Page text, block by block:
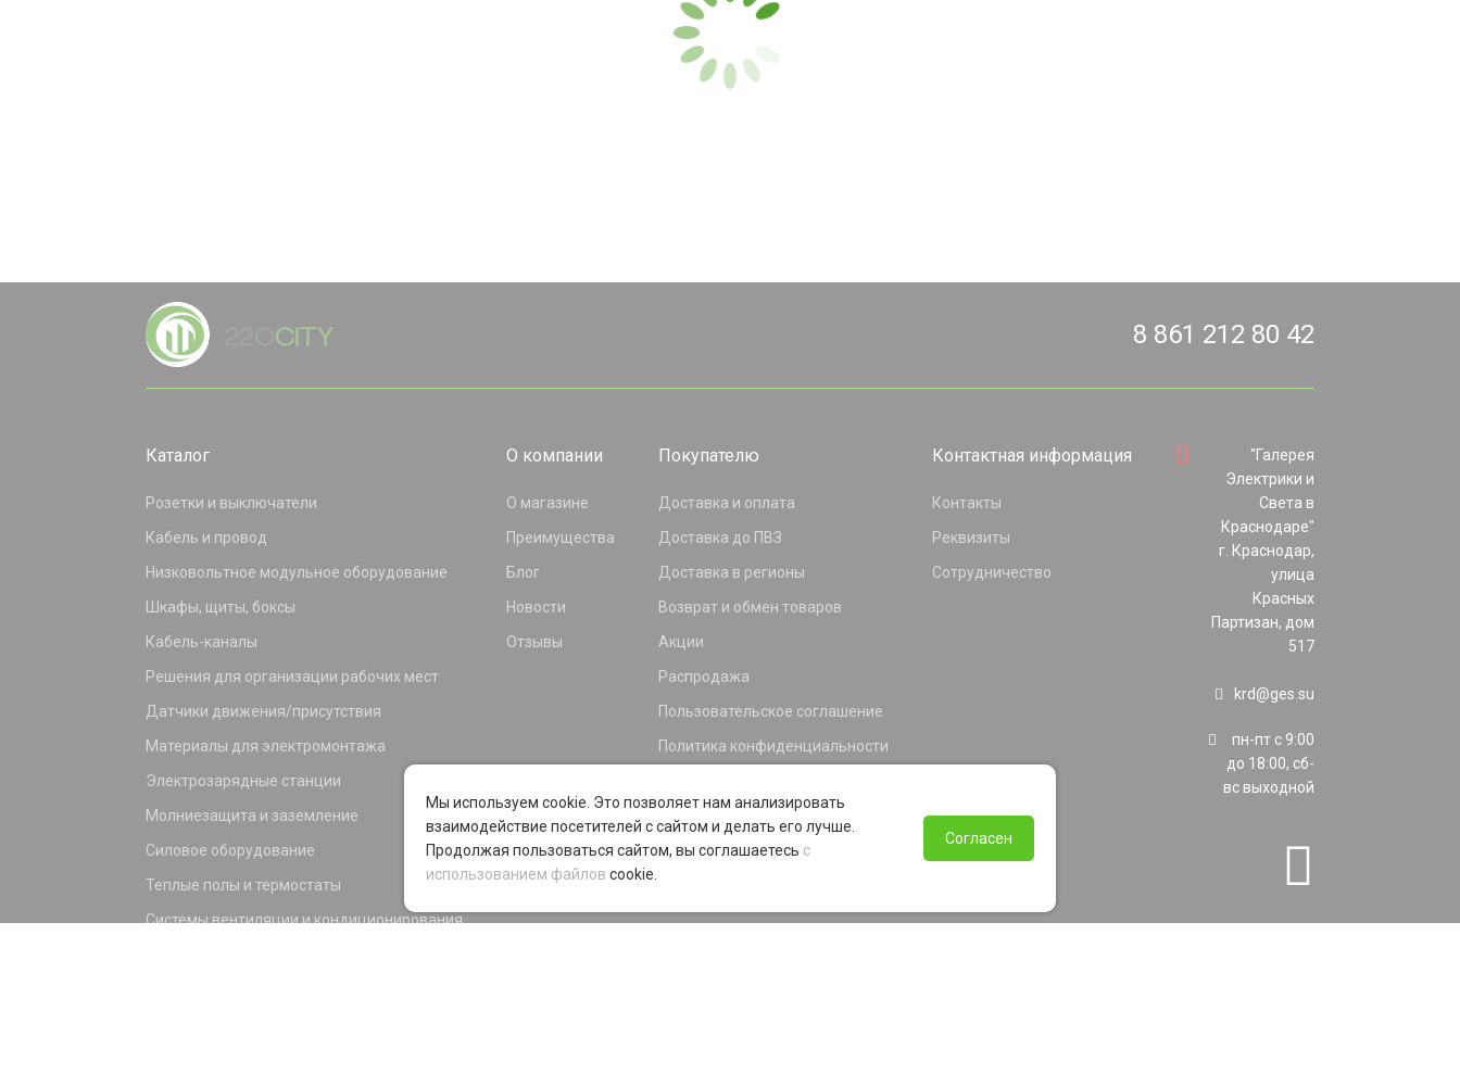
8 861 212 80 42
Каталог
Розетки и выключатели
Кабель и провод
Низковольтное модульное оборудование
Шкафы, щиты, боксы
Кабель-каналы
Решения для организации рабочих мест
Датчики движения/присутствия
Материалы для электромонтажа
Электрозарядные станции
Молниезащита и заземление
Силовое оборудование
Теплые полы и термостаты
Системы вентиляции и кондиционирования
О компании
О магазине
Преимущества
Блог
Новости
Отзывы
Покупателю
Доставка и оплата
Доставка до ПВЗ
Доставка в регионы
Возврат и обмен товаров
Акции
Распродажа
Пользовательское соглашение
Политика конфиденциальности
Программа лояльности
Контактная информация
Контакты
Реквизиты
Сотрудничество
"Галерея
Электрики и
Света в
Краснодаре"
г. Краснодар,
улица
Красных
Партизан, дом
517
krd@ges.su
пн-пт с 9:00
до 18:00, сб-
вс выходной
Мы используем cookie. Это позволяет нам анализировать
взаимодействие посетителей с сайтом и делать его лучше.
Продолжая пользоваться сайтом, вы соглашаетесь с
использованием файлов cookie.
Согласен